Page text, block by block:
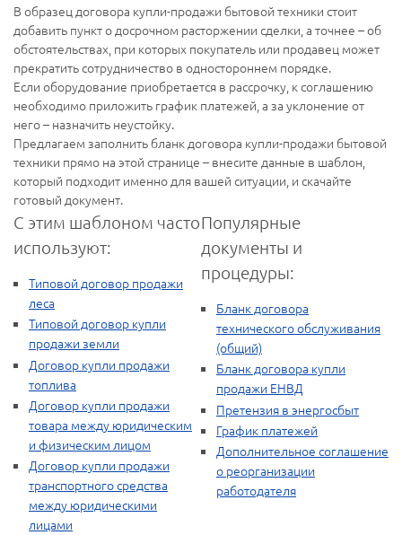
В образец договора купли-продажи бытовой техники стоит
добавить пункт о досрочном расторжении сделки, а точнее – об
обстоятельствах, при которых покупатель или продавец может
прекратить сотрудничество в одностороннем порядке.
Если оборудование приобретается в рассрочку, к соглашению
необходимо приложить график платежей, а за уклонение от
него – назначить неустойку.
Предлагаем заполнить бланк договора купли-продажи бытовой
техники прямо на этой странице – внесите данные в шаблон,
который подходит именно для вашей ситуации, и скачайте
готовый документ.
С этим шаблоном часто
используют:
Типовой договор продажи
леса
Типовой договор купли
продажи земли
Договор купли продажи
топлива
Договор купли продажи
товара между юридическим
и физическим лицом
Договор купли продажи
транспортного средства
между юридическими
лицами
Популярные
документы и
процедуры:
Бланк договора
технического обслуживания
(общий)
Бланк договора купли
продажи ЕНВД
Претензия в энергосбыт
График платежей
Дополнительное соглашение
о реорганизации
работодателя